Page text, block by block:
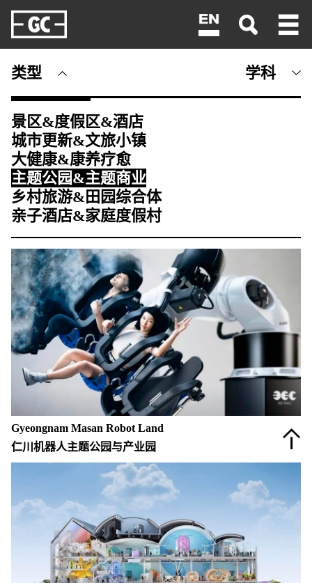
类型 学科
景区&度假区&酒店
城市更新&文旅小镇
大健康&康养疗愈
主题公园&主题商业
乡村旅游&田园综合体
亲子酒店&家庭度假村
策划&咨询
总体规划&详细规划
建筑设计
景观&构筑物设计
室内设计
旅游运营咨询
Gyeongnam Masan Robot Land
仁川机器人主题公园与产业园